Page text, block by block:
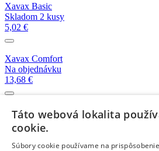
Xavax Basic
Skladom 2 kusy
5,02 €
Xavax Comfort
Na objednávku
13,68 €
Xavax Basic
Skladom 2 kusy
4,91 €
Táto webová lokalita
cookie.
Súbory cookie používame na